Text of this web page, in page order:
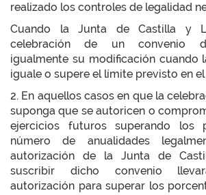
realizado los controles de legalidad
Cuando la Junta de Castilla y
celebración de un convenio
igualmente su modificación cuando
iguale o supere el límite previsto en
2. En aquellos casos en que la
suponga que se autoricen o
ejercicios futuros superando los
número de anualidades
autorización de la Junta de
suscribir dicho convenio
autorización para superar los